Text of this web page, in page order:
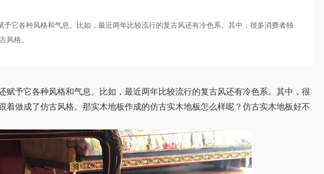
它各种风格和气息。比如，最近两年比较流行的复古风还有冷色系。其中，很多消费者独
风格。
予它各种风格和气息。比如，最近两年比较流行的复古风还有冷色系。其中，很
着做成了仿古风格。那实木地板作成的仿古实木地板怎么样呢？仿古实木地板好不